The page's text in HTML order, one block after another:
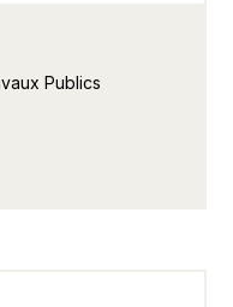
Publics